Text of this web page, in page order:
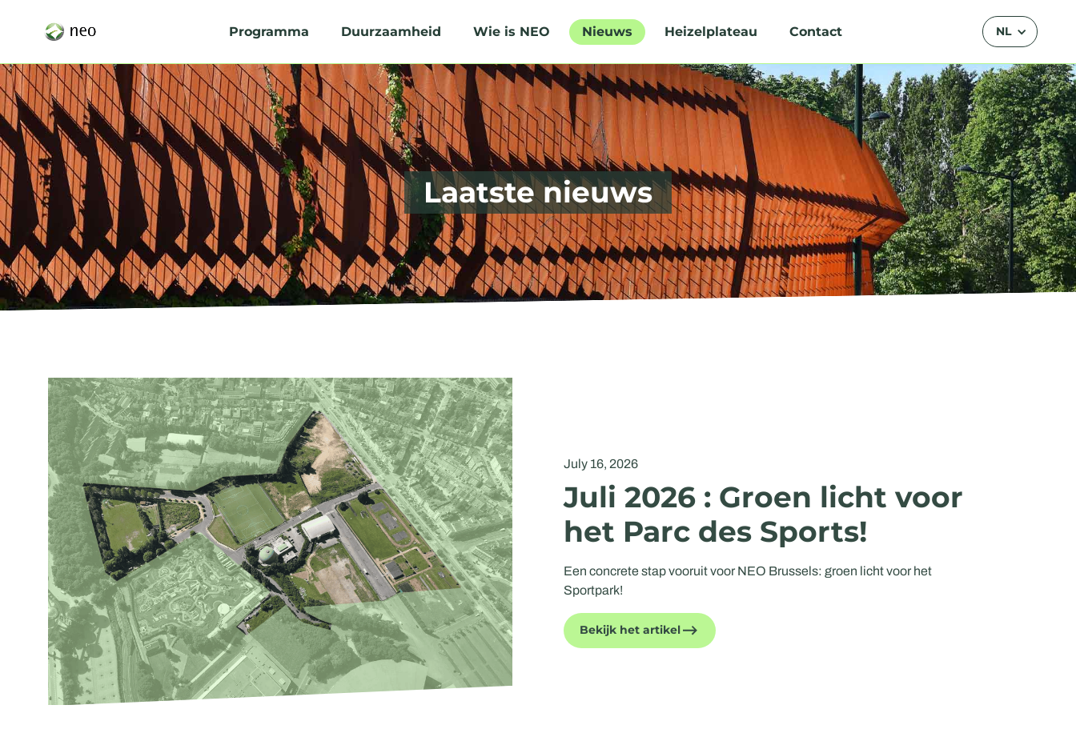
Programma Duurzaamheid Wie is NEO Nieuws Heizelplateau Contact NL
Laatste nieuws
July 16, 2026
Juli 2026 : Groen licht voor
het Parc des Sports!
Een concrete stap vooruit voor NEO Brussels: groen licht voor het
Sportpark!
Bekijk het artikel